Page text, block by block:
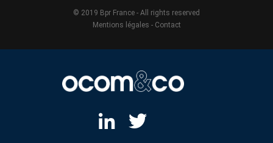
© 2019 Bpr France - All rights reserved
Mentions légales - Contact